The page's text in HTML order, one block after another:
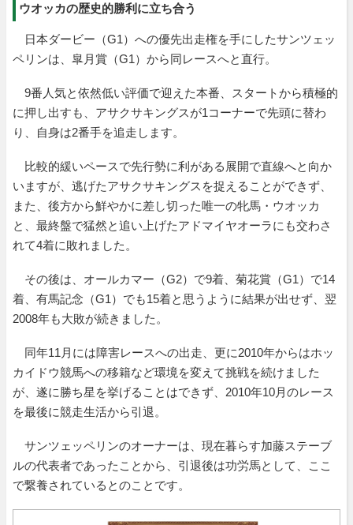
ウオッカの歴史的勝利に立ち合う
日本ダービー（G1）への優先出走権を手にしたサンツェッ
ペリンは、皐月賞（G1）から同レースへと直行。
9番人気と依然低い評価で迎えた本番、スタートから積極的
に押し出すも、アサクサキングスが1コーナーで先頭に替わ
り、自身は2番手を追走します。
比較的緩いペースで先行勢に利がある展開で直線へと向か
いますが、逃げたアサクサキングスを捉えることができず、
また、後方から鮮やかに差し切った唯一の牝馬・ウオッカ
と、最終盤で猛然と追い上げたアドマイヤオーラにも交わさ
れて4着に敗れました。
その後は、オールカマー（G2）で9着、菊花賞（G1）で14
着、有馬記念（G1）でも15着と思うように結果が出せず、翌
2008年も大敗が続きました。
同年11月には障害レースへの出走、更に2010年からはホッ
カイドウ競馬への移籍など環境を変えて挑戦を続けました
が、遂に勝ち星を挙げることはできず、2010年10月のレース
を最後に競走生活から引退。
サンツェッペリンのオーナーは、現在暮らす加藤ステーブ
ルの代表者であったことから、引退後は功労馬として、ここ
で繋養されているとのことです。